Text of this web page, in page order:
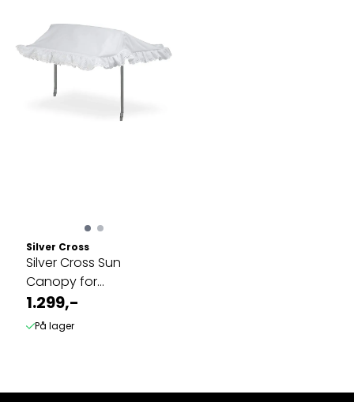
Silver Cross
Silver Cross Sun
Canopy for
dukkevogn
1.299,-
På lager